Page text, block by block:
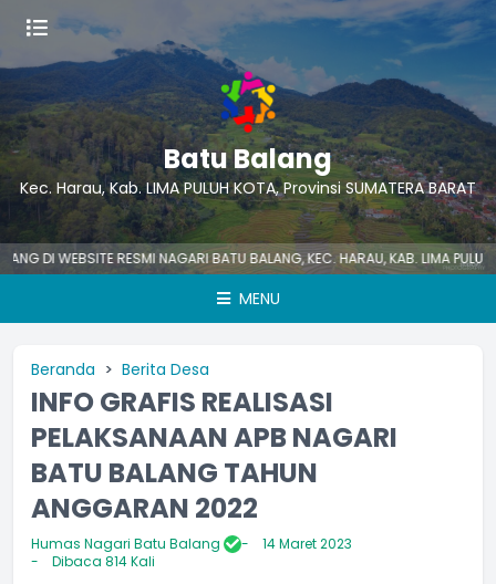
Batu Balang
Kec. Harau, Kab. LIMA PULUH KOTA, Provinsi SUMATERA BARAT
RESMI NAGARI BATU BALANG, KEC. HARAU, KAB. LIMA PULUH KOTA,
MENU
Beranda Berita Desa
INFO GRAFIS REALISASI
PELAKSANAAN APB NAGARI
BATU BALANG TAHUN
ANGGARAN 2022
Humas Nagari Batu Balang
14 Maret 2023
Dibaca 814 Kali